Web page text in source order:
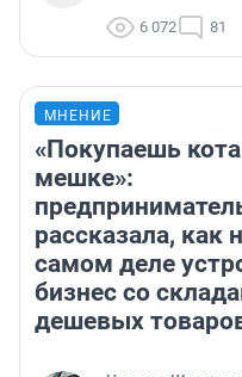
6 072 81
МНЕНИЕ
«Покупаешь
мешке»:
рассказала, как
самом деле
бизнес со
дешевых